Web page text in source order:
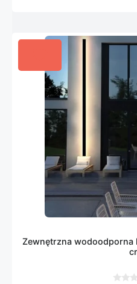
Zewnętrzna wodoodporna